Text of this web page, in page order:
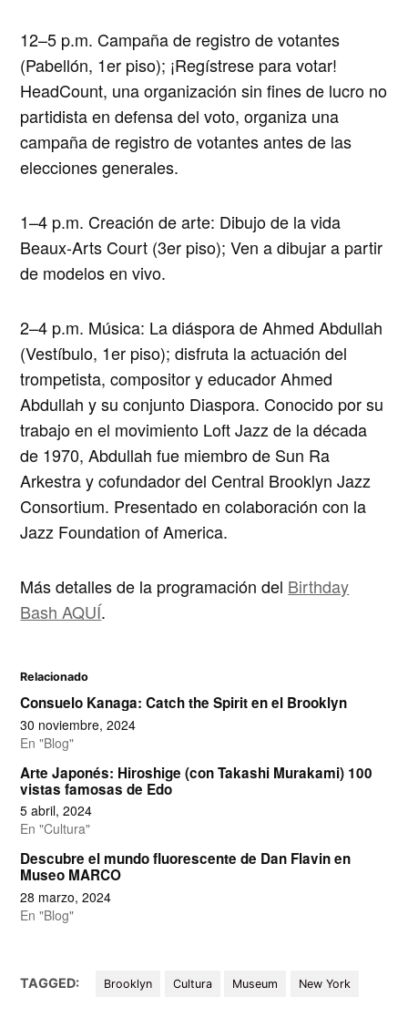
12–5 p.m. Campaña de registro de votantes
(Pabellón, 1er piso); ¡Regístrese para votar!
HeadCount, una organización sin fines de lucro no
partidista en defensa del voto, organiza una
campaña de registro de votantes antes de las
elecciones generales.
1–4 p.m. Creación de arte: Dibujo de la vida
Beaux-Arts Court (3er piso); Ven a dibujar a partir
de modelos en vivo.
2–4 p.m. Música: La diáspora de Ahmed Abdullah
(Vestíbulo, 1er piso); disfruta la actuación del
trompetista, compositor y educador Ahmed
Abdullah y su conjunto Diaspora. Conocido por su
trabajo en el movimiento Loft Jazz de la década
de 1970, Abdullah fue miembro de Sun Ra
Arkestra y cofundador del Central Brooklyn Jazz
Consortium. Presentado en colaboración con la
Jazz Foundation of America.
Más detalles de la programación del Birthday
Bash AQUÍ.
Relacionado
Consuelo Kanaga: Catch the Spirit en el Brooklyn
30 noviembre, 2024
En "Blog"
Arte Japonés: Hiroshige (con Takashi Murakami) 100
vistas famosas de Edo
5 abril, 2024
En "Cultura"
Descubre el mundo fluorescente de Dan Flavin en
Museo MARCO
28 marzo, 2024
En "Blog"
TAGGED: Brooklyn Cultura Museum New York